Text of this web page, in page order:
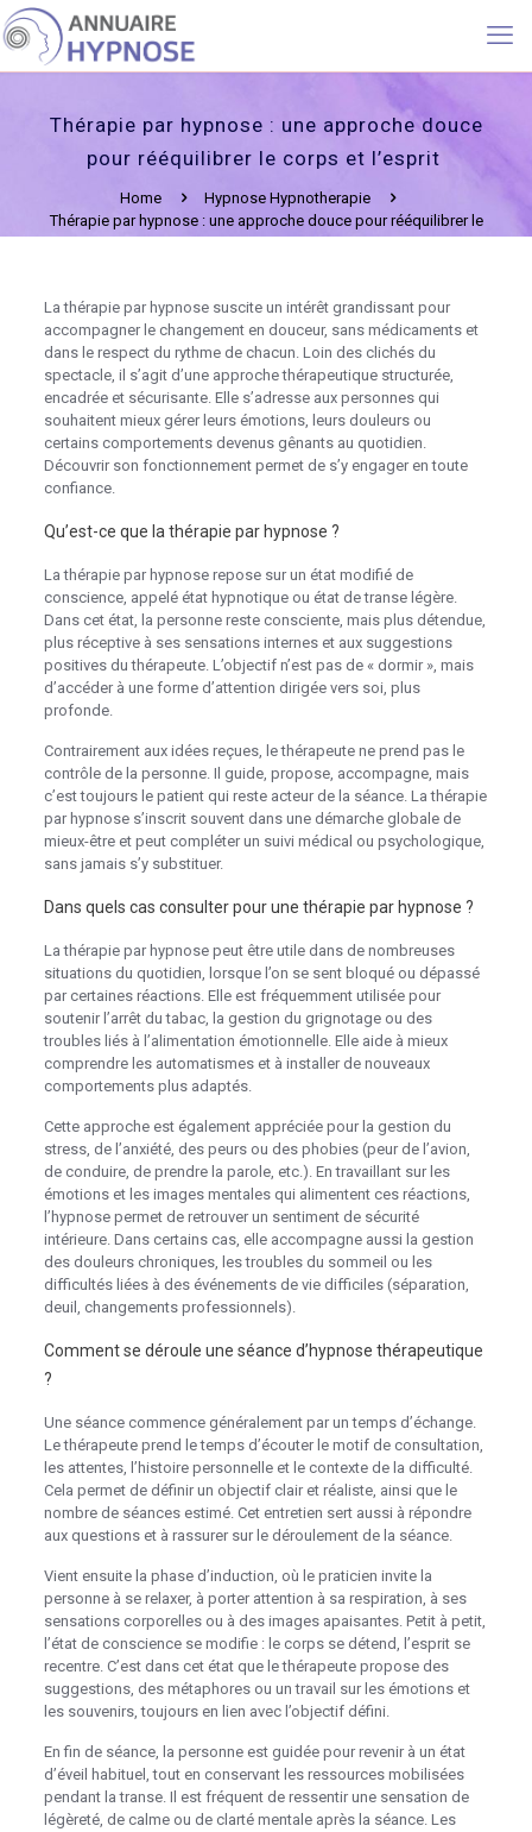
Thérapie par hypnose : une approche douce
pour rééquilibrer le corps et l’esprit
Home
Hypnose Hypnotherapie
Thérapie par hypnose : une approche douce pour rééquilibrer le
La thérapie par hypnose suscite un intérêt grandissant pour
accompagner le changement en douceur, sans médicaments et
dans le respect du rythme de chacun. Loin des clichés du
spectacle, il s’agit d’une approche thérapeutique structurée,
encadrée et sécurisante. Elle s’adresse aux personnes qui
souhaitent mieux gérer leurs émotions, leurs douleurs ou
certains comportements devenus gênants au quotidien.
Découvrir son fonctionnement permet de s’y engager en toute
confiance.
Qu’est-ce que la thérapie par hypnose ?
La thérapie par hypnose repose sur un état modifié de
conscience, appelé état hypnotique ou état de transe légère.
Dans cet état, la personne reste consciente, mais plus détendue,
plus réceptive à ses sensations internes et aux suggestions
positives du thérapeute. L’objectif n’est pas de « dormir », mais
d’accéder à une forme d’attention dirigée vers soi, plus
profonde.
Contrairement aux idées reçues, le thérapeute ne prend pas le
contrôle de la personne. Il guide, propose, accompagne, mais
c’est toujours le patient qui reste acteur de la séance. La thérapie
par hypnose s’inscrit souvent dans une démarche globale de
mieux-être et peut compléter un suivi médical ou psychologique,
sans jamais s’y substituer.
Dans quels cas consulter pour une thérapie par hypnose ?
La thérapie par hypnose peut être utile dans de nombreuses
situations du quotidien, lorsque l’on se sent bloqué ou dépassé
par certaines réactions. Elle est fréquemment utilisée pour
soutenir l’arrêt du tabac, la gestion du grignotage ou des
troubles liés à l’alimentation émotionnelle. Elle aide à mieux
comprendre les automatismes et à installer de nouveaux
comportements plus adaptés.
Cette approche est également appréciée pour la gestion du
stress, de l’anxiété, des peurs ou des phobies (peur de l’avion,
de conduire, de prendre la parole, etc.). En travaillant sur les
émotions et les images mentales qui alimentent ces réactions,
l’hypnose permet de retrouver un sentiment de sécurité
intérieure. Dans certains cas, elle accompagne aussi la gestion
des douleurs chroniques, les troubles du sommeil ou les
difficultés liées à des événements de vie difficiles (séparation,
deuil, changements professionnels).
Comment se déroule une séance d’hypnose thérapeutique
?
Une séance commence généralement par un temps d’échange.
Le thérapeute prend le temps d’écouter le motif de consultation,
les attentes, l’histoire personnelle et le contexte de la difficulté.
Cela permet de définir un objectif clair et réaliste, ainsi que le
nombre de séances estimé. Cet entretien sert aussi à répondre
aux questions et à rassurer sur le déroulement de la séance.
Vient ensuite la phase d’induction, où le praticien invite la
personne à se relaxer, à porter attention à sa respiration, à ses
sensations corporelles ou à des images apaisantes. Petit à petit,
l’état de conscience se modifie : le corps se détend, l’esprit se
recentre. C’est dans cet état que le thérapeute propose des
suggestions, des métaphores ou un travail sur les émotions et
les souvenirs, toujours en lien avec l’objectif défini.
En fin de séance, la personne est guidée pour revenir à un état
d’éveil habituel, tout en conservant les ressources mobilisées
pendant la transe. Il est fréquent de ressentir une sensation de
légèreté, de calme ou de clarté mentale après la séance. Les